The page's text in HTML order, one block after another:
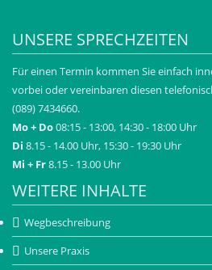
UNSERE SPRECHZEITEN
Für einen Termin kommen Sie einfach
vorbei oder vereinbaren diesen
(089) 7434660.
Mo + Do08:15 - 13:00, 14:30 - 18:00 Uhr
Di 8.15 - 14.00 Uhr, 15:30 - 19:30 Uhr
Mi + Fr8.15 - 13.00 Uhr
WEITERE INHALTE
Wegbeschreibung
Unsere Praxis